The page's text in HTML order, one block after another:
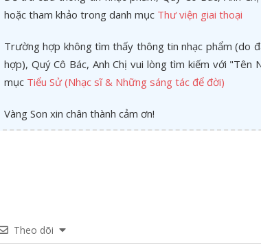
hoặc tham khảo trong danh mục Thư viện giai thoại
Trường hợp không tìm thấy thông tin nhạc phẩm (do
hợp), Quý Cô Bác, Anh Chị vui lòng tìm kiếm với "Tên
mục Tiểu Sử (Nhạc sĩ & Những sáng tác để đời)
Vàng Son xin chân thành cảm ơn!
Theo dõi